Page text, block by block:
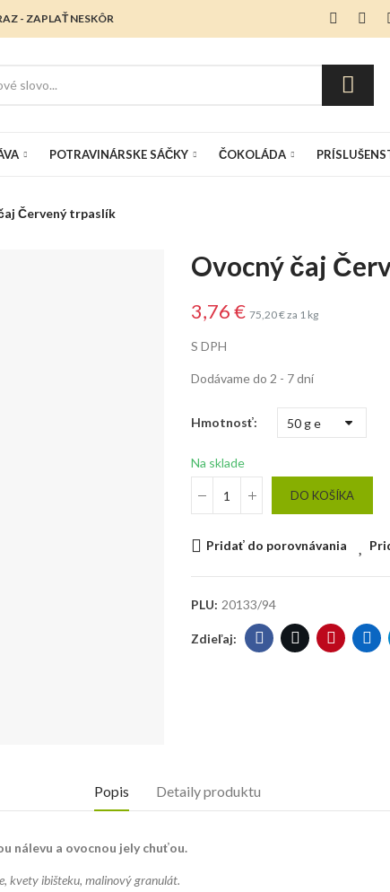
- ZAPLAŤ NESKÔR
POTRAVINÁRSKE SÁČKY ČOKOLÁDA
Červený trpaslík
Ovocný čaj
3,76 € 75,20 € za 1 kg
S DPH
Dodávame do 2 - 7 dní
Hmotnosť
Na sklade
DO KOŠÍKA
Pridať do porovnávania
PLU: 20133/94
Popis Detaily produktu
nálevu a ovocnou jely chuťou.
kvety ibišteku, malinový granulát.